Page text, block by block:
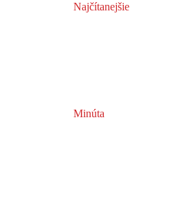
Najčítanejšie
Minúta